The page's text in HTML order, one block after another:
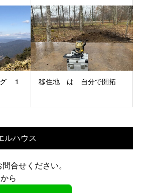
１
移住地 は 自分で開拓
ルハウス
合せください。
から